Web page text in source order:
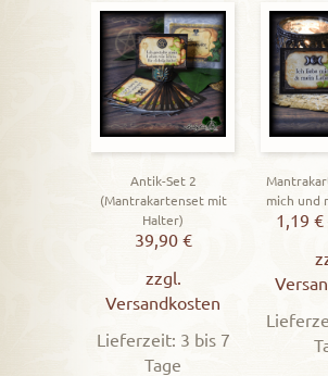
Antik-Set 2
(Mantrakartenset mit
Halter)
39,90 €
zzgl.
Versandkosten
Lieferzeit: 3 bis 7
Tage
mich und
1,19 €